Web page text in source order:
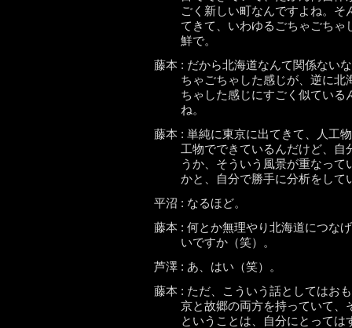
ごく新しい町なんですよね。
てきて、いわゆるごちゃごちゃ
鮮で。
藤本 : だから北海道なんて関係ない
ちゃごちゃした感じが、逆に
ちゃした感じにすごく似てい
ね。
藤本 : 単純に東京に出てきて、人工
工物でできているんだけど、
うか、そういう風景が重なっ
かと、自分で勝手に分析をして
平沼 : なるほど。
藤本 : 何とか無理やり北海道につな
いですか（笑）。
芦澤 : あ、はい（笑）。
藤本 : ただ、こういう話としてはお
京と故郷の両方を持っていて、
ということは、自分にとって